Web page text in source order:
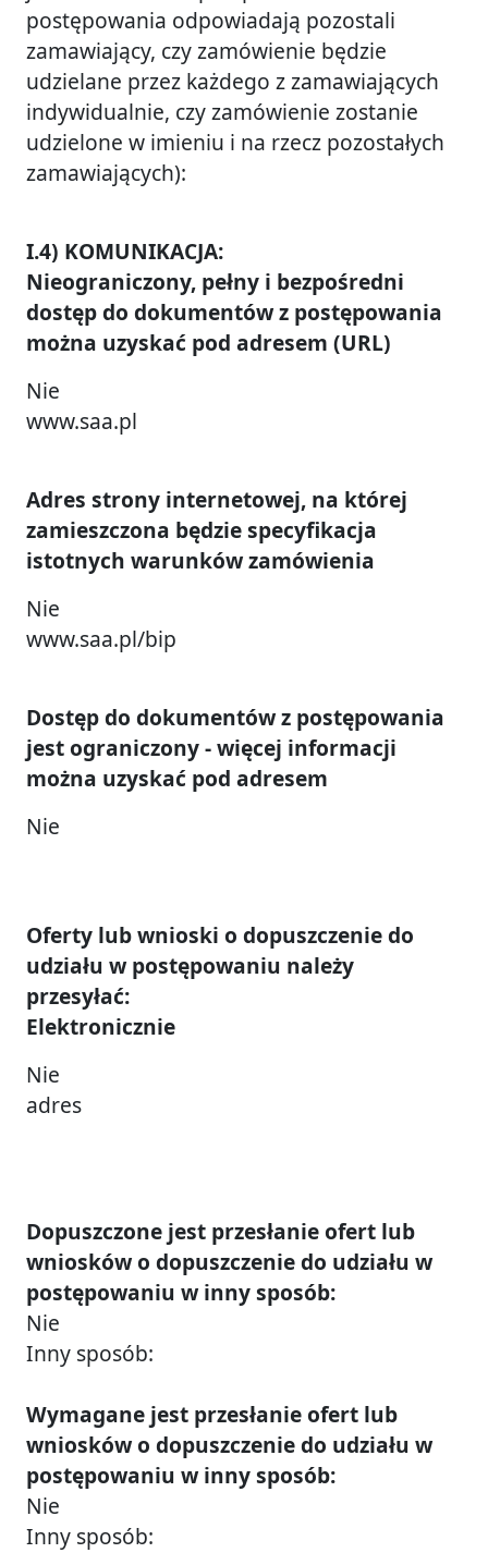
postępowania odpowiadają pozostali
zamawiający, czy zamówienie będzie
udzielane przez każdego z zamawiających
indywidualnie, czy zamówienie zostanie
udzielone w imieniu i na rzecz pozostałych
zamawiających):
I.4) KOMUNIKACJA:
Nieograniczony, pełny i bezpośredni
dostęp do dokumentów z postępowania
można uzyskać pod adresem (URL)
Nie
www.saa.pl
Adres strony internetowej, na której
zamieszczona będzie specyfikacja
istotnych warunków zamówienia
Nie
www.saa.pl/bip
Dostęp do dokumentów z postępowania
jest ograniczony - więcej informacji
można uzyskać pod adresem
Nie
Oferty lub wnioski o dopuszczenie do
udziału w postępowaniu należy
przesyłać:
Elektronicznie
Nie
adres
Dopuszczone jest przesłanie ofert lub
wniosków o dopuszczenie do udziału w
postępowaniu w inny sposób:
Nie
Inny sposób:
Wymagane jest przesłanie ofert lub
wniosków o dopuszczenie do udziału w
postępowaniu w inny sposób:
Nie
Inny sposób: